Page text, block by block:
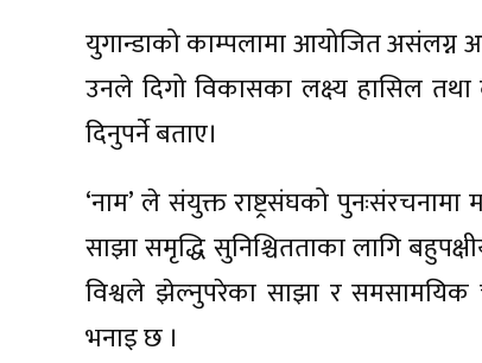
युगान्डाको काम्पलामा आयोजित
उनले दिगो विकासका लक्ष्य हासिल तथा
दिनुपर्ने बताए।
‘नाम’ ले संयुक्त राष्ट्रसंघको पुनःसंरचनामा
साझा समृद्धि सुनिश्चितताका लागि
विश्वले झेल्नुपरेका साझा र समसामयिक
भनाइ छ ।